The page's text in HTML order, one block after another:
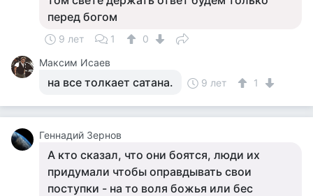
перед богом
9 лет 1
0
Максим Исаев
на все толкает сатана. 9 лет 1
Геннадий Зернов
А кто сказал, что они боятся, люди их
придумали чтобы оправдывать свои
поступки - на то воля божья или бес